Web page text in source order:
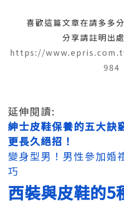
喜歡這篇文章在請多多
分享請註明出
https://
984
延伸閱讀:
紳士皮鞋保養的五大訣
更長久絕招！
變身型男！男性參加婚
巧
西裝與皮鞋的5